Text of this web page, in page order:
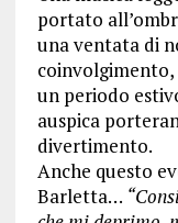
portato
una ventata di
un periodo
auspica
divertimento.
Anche questo
Barletta…